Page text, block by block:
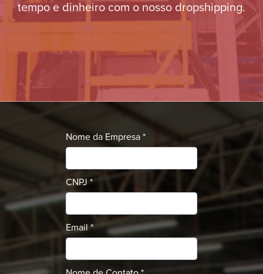
tempo e dinheiro com o nosso dropshipping.
Nome da Empresa *
CNPJ *
Email *